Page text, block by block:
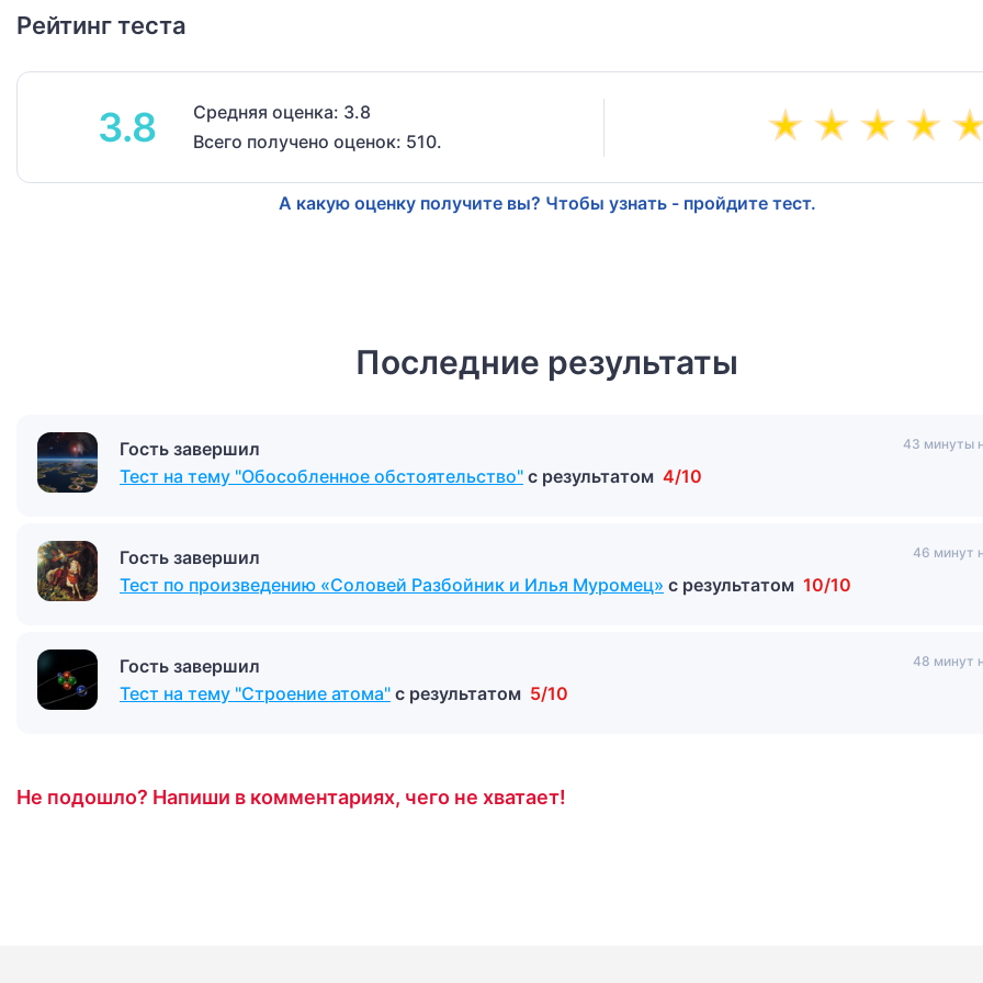
Рейтинг теста
3.8
Средняя оценка: 3.8
Всего получено оценок: 510.
А какую оценку получите вы? Чтобы узнать - пройдите тест.
Последние результаты
Гость завершил
Тест на тему "Обособленное обстоятельство" с результатом 4/10
43 минуты
Гость завершил
Тест по произведению «Соловей Разбойник и Илья Муромец» с результатом 10/10
46 минут
Гость завершил
Тест на тему "Строение атома" с результатом 5/10
48 минут
Не подошло? Напиши в комментариях, чего не хватает!